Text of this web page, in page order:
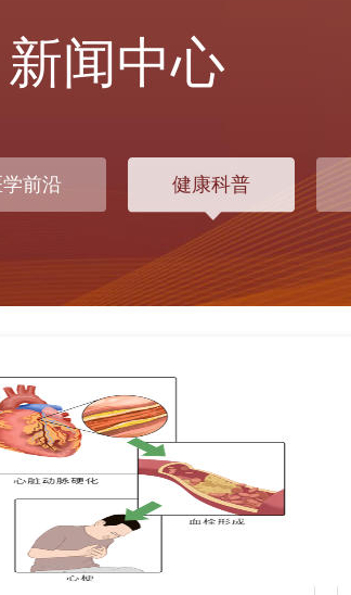
新闻中心
学前沿 健康科普